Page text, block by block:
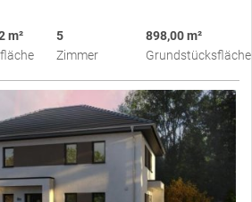
m²
5
Zimmer
898,00 m²
Grundstücksfläche